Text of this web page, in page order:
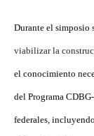
Durante el simposio
viabilizar la
el conocimiento
del Programa
federales,